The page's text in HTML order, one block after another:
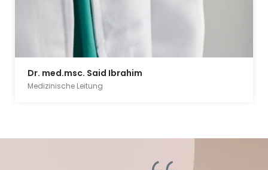
Dr. med.msc. Said Ibrahim
Medizinische Leitung